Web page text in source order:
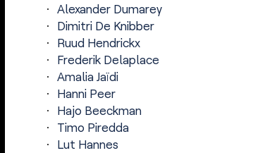
Alexander Dumarey
Dimitri De Knibber
Ruud Hendrickx
Frederik Delaplace
Amalia Jaïdi
Hanni Peer
Hajo Beeckman
Timo Piredda
Lut Hannes